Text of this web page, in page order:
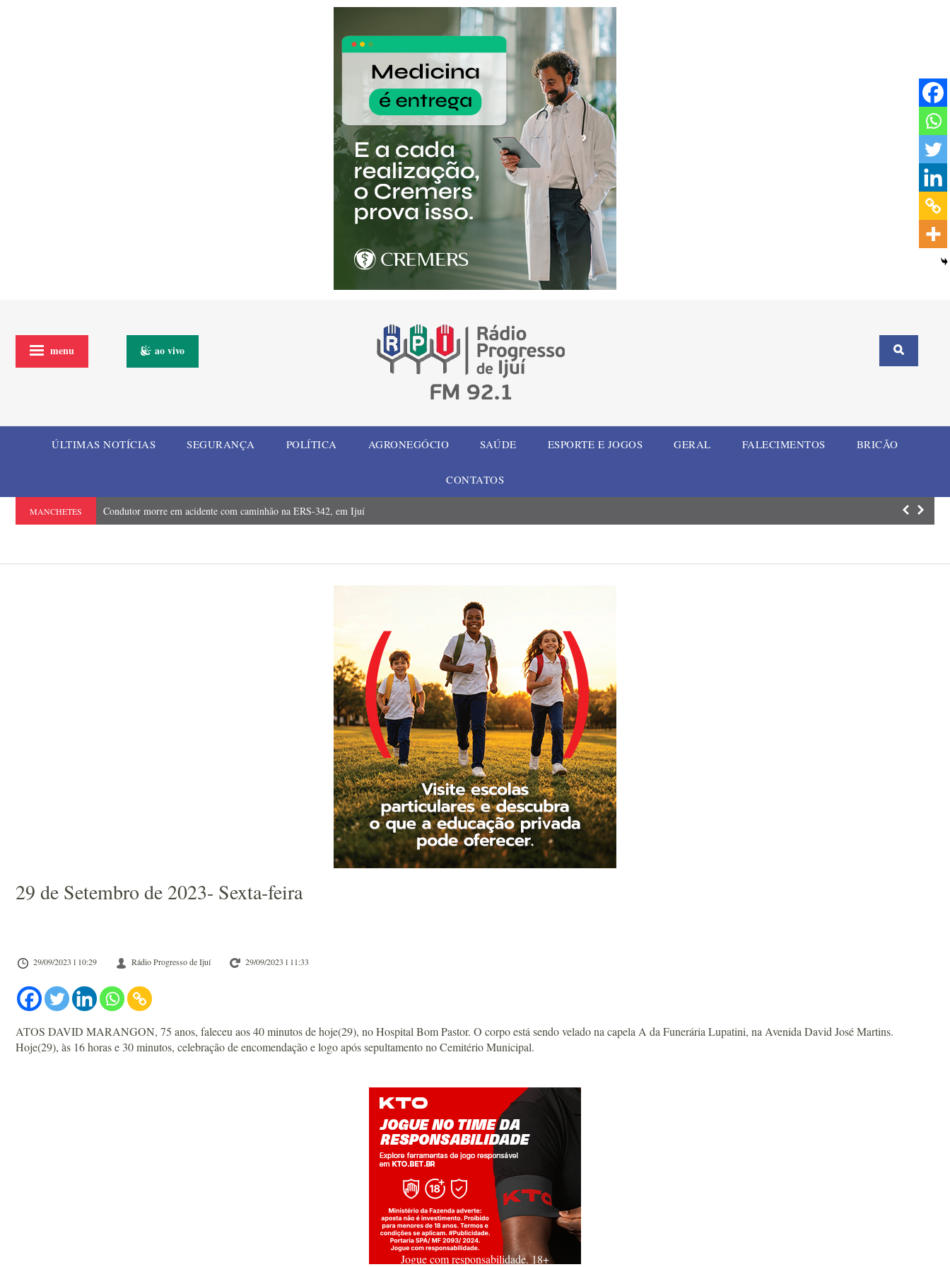
menu ao vivo
ÚLTIMAS NOTÍCIAS SEGURANÇA POLÍTICA AGRONEGÓCIO SAÚDE ESPORTE E JOGOS GERAL FALECIMENTOS BRICÃO
CONTATOS
MANCHETES Condutor morre em acidente com caminhão na ERS-342, em Ijuí Temporal das
29 de Setembro de 2023- Sexta-feira
29/09/2023 l 10:29 Rádio Progresso de Ijuí 29/09/2023 l 11:33
ATOS DAVID MARANGON, 75 anos, faleceu aos 40 minutos de hoje(29), no Hospital Bom Pastor. O corpo está sendo velado na capela A da Funerária Lupatini, na Avenida David José Martins.
Hoje(29), às 16 horas e 30 minutos, celebração de encomendação e logo após sepultamento no Cemitério Municipal.
Jogue com responsabilidade. 18+